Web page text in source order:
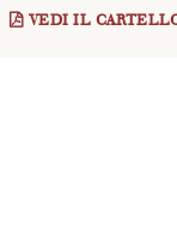
VEDI IL